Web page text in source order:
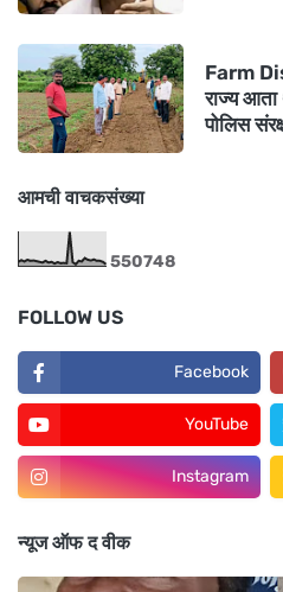
Farm
राज्य
पोलिस
आमची वाचकसंख्या
550748
FOLLOW US
Facebook
YouTube
Instagram
न्यूज ऑफ द वीक